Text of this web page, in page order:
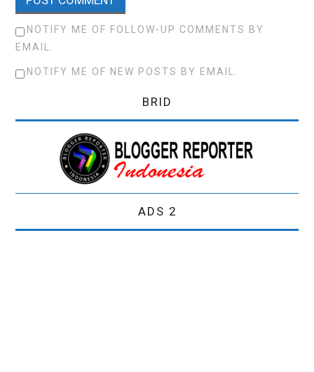
NOTIFY ME OF FOLLOW-UP COMMENTS BY
EMAIL.
NOTIFY ME OF NEW POSTS BY EMAIL.
BRID
ADS 2